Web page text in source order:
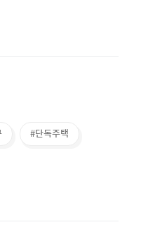
#단독주택